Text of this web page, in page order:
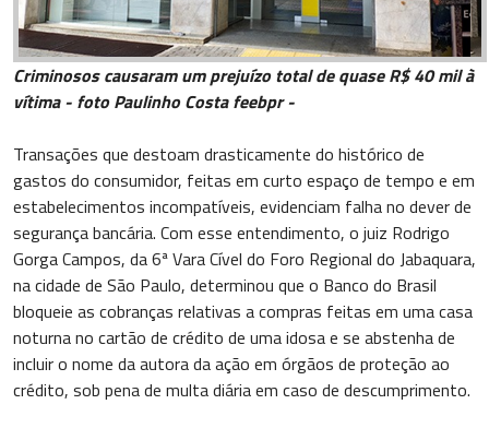
Criminosos causaram um prejuízo total de quase R$ 40 mil à
vítima - foto Paulinho Costa feebpr -
Transações que destoam drasticamente do histórico de
gastos do consumidor, feitas em curto espaço de tempo e em
estabelecimentos incompatíveis, evidenciam falha no dever de
segurança bancária. Com esse entendimento, o juiz Rodrigo
Gorga Campos, da 6ª Vara Cível do Foro Regional do Jabaquara,
na cidade de São Paulo, determinou que o Banco do Brasil
bloqueie as cobranças relativas a compras feitas em uma casa
noturna no cartão de crédito de uma idosa e se abstenha de
incluir o nome da autora da ação em órgãos de proteção ao
crédito, sob pena de multa diária em caso de descumprimento.